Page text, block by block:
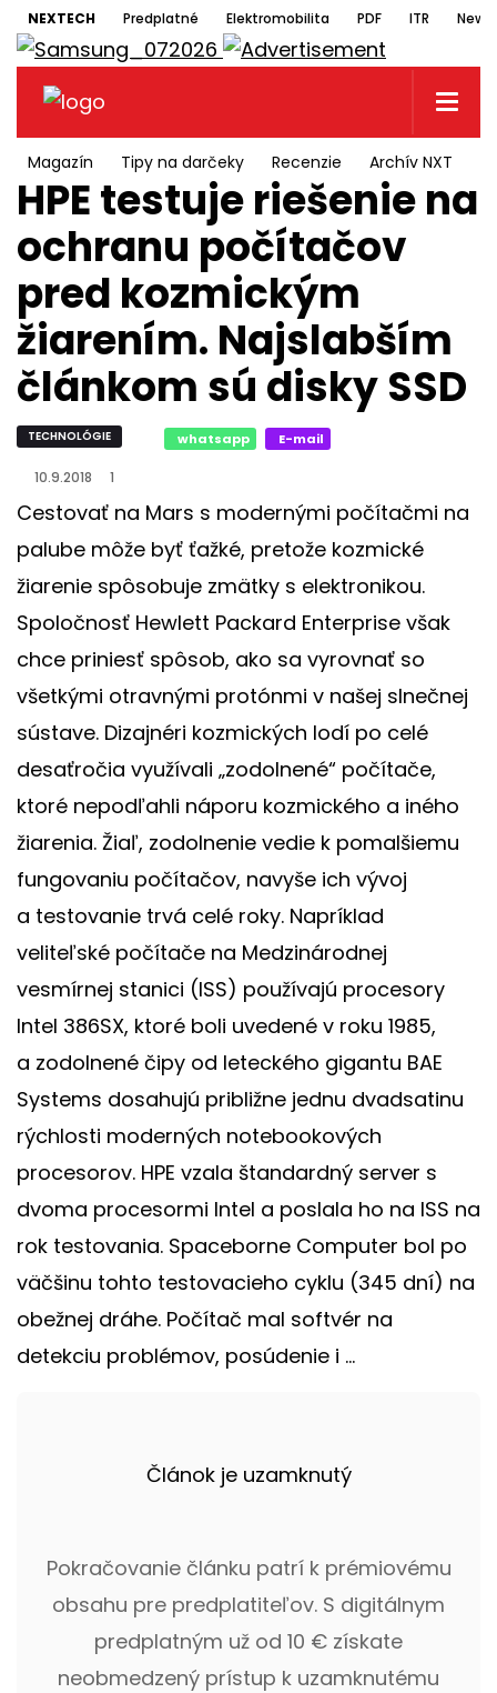
NEXTECH Predplatné Elektromobilita PDF ITR
Magazín Tipy na darčeky Recenzie Archív NXT
HPE testuje riešenie na
ochranu počítačov
pred kozmickým
žiarením. Najslabším
článkom sú disky SSD
TECHNOLÓGIE whatsapp E-mail
10.9.2018 1
Cestovať na Mars s modernými počítačmi na
palube môže byť ťažké, pretože kozmické
žiarenie spôsobuje zmätky s elektronikou.
Spoločnosť Hewlett Packard Enterprise však
chce priniesť spôsob, ako sa vyrovnať so
všetkými otravnými protónmi v našej slnečnej
sústave. Dizajnéri kozmických lodí po celé
desaťročia využívali „zodolnené“ počítače,
ktoré nepodľahli náporu kozmického a iného
žiarenia. Žiaľ, zodolnenie vedie k pomalšiemu
fungovaniu počítačov, navyše ich vývoj
a testovanie trvá celé roky. Napríklad
veliteľské počítače na Medzinárodnej
vesmírnej stanici (ISS) používajú procesory
Intel 386SX, ktoré boli uvedené v roku 1985,
a zodolnené čipy od leteckého gigantu BAE
Systems dosahujú približne jednu dvadsatinu
rýchlosti moderných notebookových
procesorov. HPE vzala štandardný server s
dvoma procesormi Intel a poslala ho na ISS na
rok testovania. Spaceborne Computer bol po
väčšinu tohto testovacieho cyklu (345 dní) na
obežnej dráhe. Počítač mal softvér na
detekciu problémov, posúdenie i ...
Článok je uzamknutý
Pokračovanie článku patrí k prémiovému
obsahu pre predplatiteľov. S digitálnym
predplatným už od 10 € získate
neobmedzený prístup k uzamknutému